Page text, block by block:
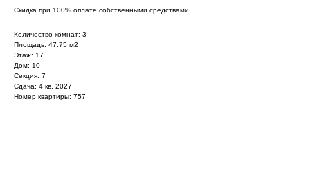
Скидка при 100% оплате собственными средствами
Количество комнат: 3
Площадь: 47.75 м2
Этаж: 17
Дом: 10
Секция: 7
Сдача: 4 кв. 2027
Номер квартиры: 757